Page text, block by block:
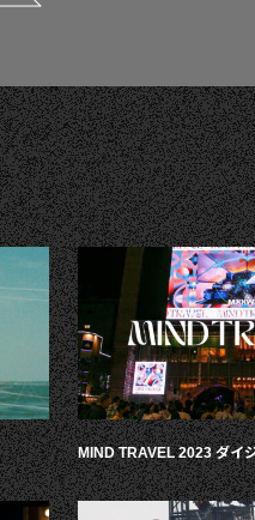
MIND TRAVEL 2023 ダイ